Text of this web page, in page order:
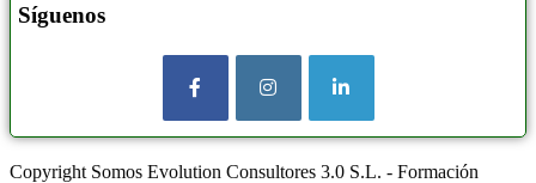
Síguenos
Copyright Somos Evolution Consultores 3.0 S.L. - Formación